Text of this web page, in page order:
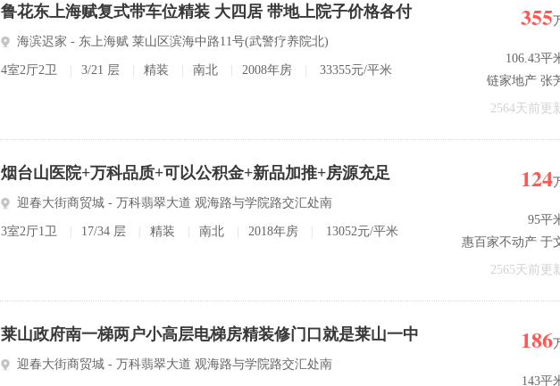
鲁花东上海赋复式带车位精装 大四居 带地上院子价格各付
海滨迟家 - 东上海赋 莱山区滨海中路11号(武警疗养院北)
4室2厅2卫 3/21 层 精装 南北 2008年房 33355元/平米
355
106.43平
链家地产 张
2564天前更
烟台山医院+万科品质+可以公积金+新品加推+房源充足
迎春大街商贸城 - 万科翡翠大道 观海路与学院路交汇处南
3室2厅1卫 17/34 层 精装 南北 2018年房 13052元/平米
124
95平
惠百家不动产 于
2565天前更
莱山政府南一梯两户小高层电梯房精装修门口就是莱山一中
迎春大街商贸城 - 万科翡翠大道 观海路与学院路交汇处南
186
143平